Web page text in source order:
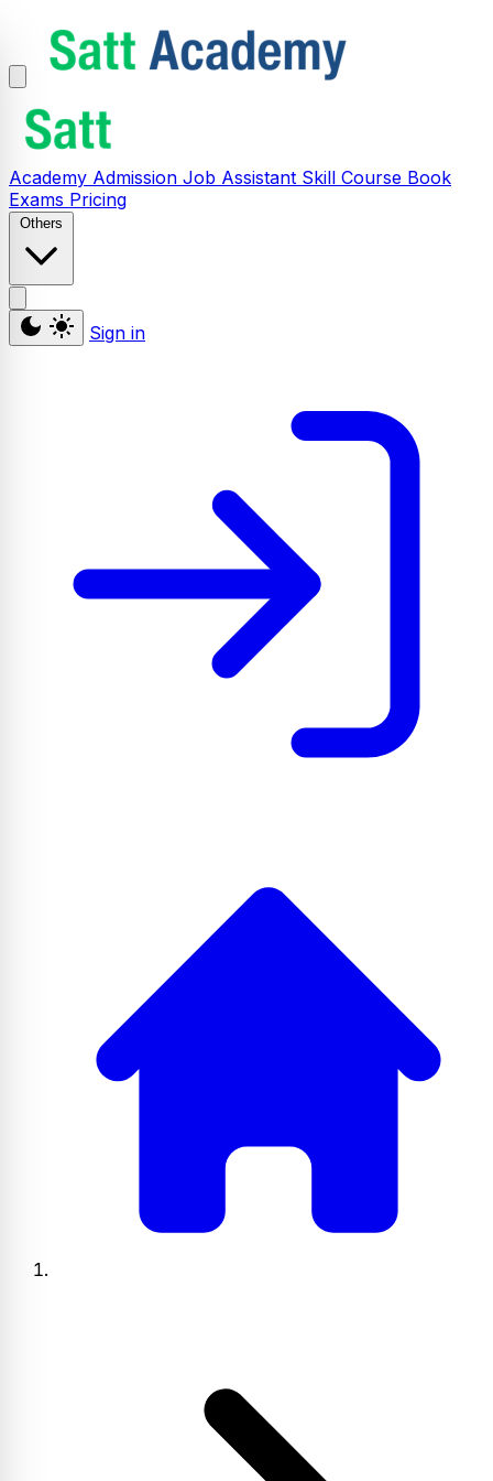
Academy Admission Job Assistant Skill Course Book
Exams Pricing
Others
Sign in